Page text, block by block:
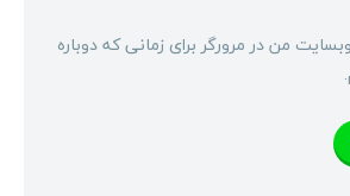
من در مرورگر برای زمانی که دوباره